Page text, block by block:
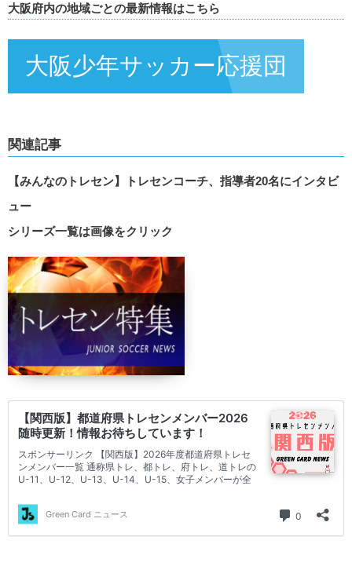
大阪府内の地域ごとの最新情報はこちら
大阪少年サッカー応援団
関連記事
【みんなのトレセン】トレセンコーチ、指導者20名にインタビ
ュー
シリーズ一覧は画像をクリック